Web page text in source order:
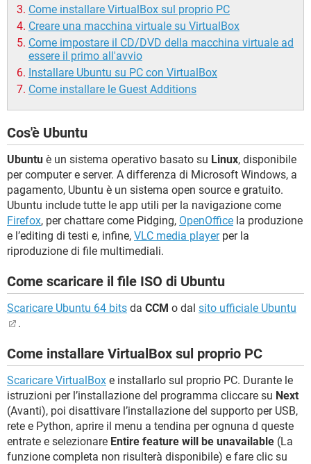
Come installare VirtualBox sul proprio PC
Creare una macchina virtuale su VirtualBox
Come impostare il CD/DVD della macchina virtuale ad
essere il primo all'avvio
Installare Ubuntu su PC con VirtualBox
Come installare le Guest Additions
Cos'è Ubuntu
Ubuntu è un sistema operativo basato su Linux, disponibile
per computer e server. A differenza di Microsoft Windows, a
pagamento, Ubuntu è un sistema open source e gratuito.
Ubuntu include tutte le app utili per la navigazione come
Firefox, per chattare come Pidging, OpenOffice la produzione
e l’editing di testi e, infine, VLC media playerper la
riproduzione di file multimediali.
Come scaricare il file ISO di Ubuntu
Scaricare Ubuntu 64 bits da CCM o dal sito ufficiale Ubuntu
.
Come installare VirtualBox sul proprio PC
Scaricare VirtualBox e installarlo sul proprio PC. Durante le
istruzioni per l’installazione del programma cliccare su Next
(Avanti), poi disattivare l’installazione del supporto per USB,
rete e Python, aprire il menu a tendina per ognuna d queste
entrate e selezionare Entire feature will be unavailable (La
funzione completa non risulterà disponibile) e fare clic su